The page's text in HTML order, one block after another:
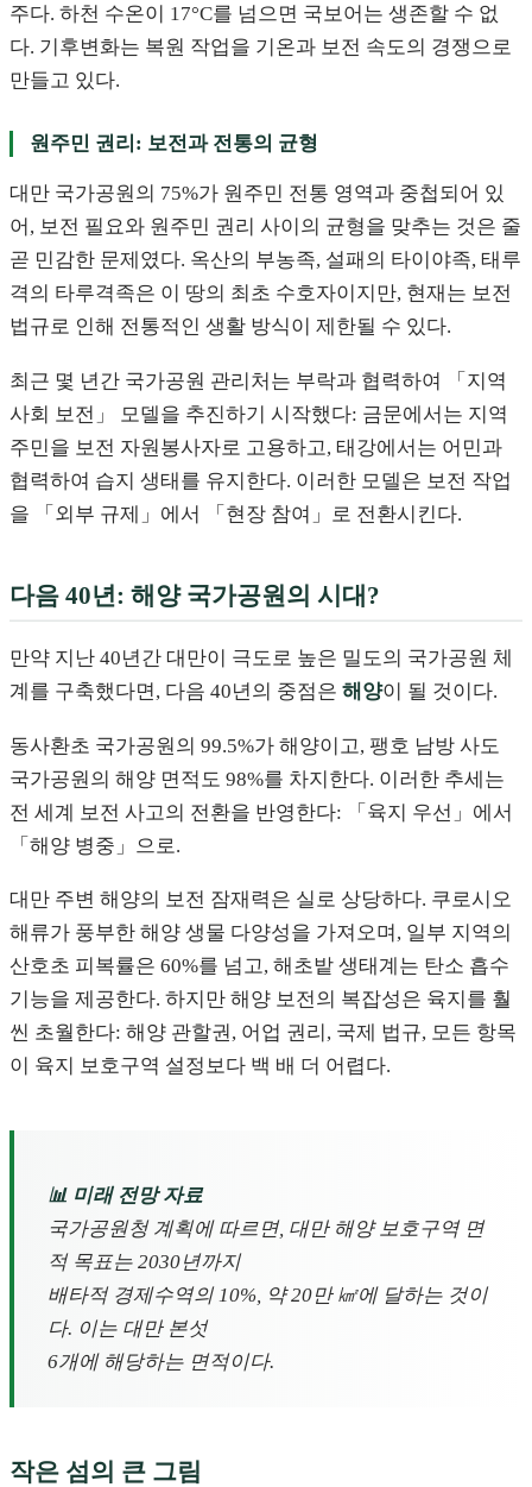
주다. 하천 수온이 17°C를 넘으면 국보어는 생존할 수 없
다. 기후변화는 복원 작업을 기온과 보전 속도의 경쟁으로
만들고 있다.
원주민 권리: 보전과 전통의 균형
대만 국가공원의 75%가 원주민 전통 영역과 중첩되어 있
어, 보전 필요와 원주민 권리 사이의 균형을 맞추는 것은 줄
곧 민감한 문제였다. 옥산의 부농족, 설패의 타이야족, 태루
격의 타루격족은 이 땅의 최초 수호자이지만, 현재는 보전
법규로 인해 전통적인 생활 방식이 제한될 수 있다.
최근 몇 년간 국가공원 관리처는 부락과 협력하여 「지역
사회 보전」 모델을 추진하기 시작했다: 금문에서는 지역
주민을 보전 자원봉사자로 고용하고, 태강에서는 어민과
협력하여 습지 생태를 유지한다. 이러한 모델은 보전 작업
을 「외부 규제」에서 「현장 참여」로 전환시킨다.
다음 40년: 해양 국가공원의 시대?
만약 지난 40년간 대만이 극도로 높은 밀도의 국가공원 체
계를 구축했다면, 다음 40년의 중점은 해양이 될 것이다.
동사환초 국가공원의 99.5%가 해양이고, 팽호 남방 사도
국가공원의 해양 면적도 98%를 차지한다. 이러한 추세는
전 세계 보전 사고의 전환을 반영한다: 「육지 우선」에서
「해양 병중」으로.
대만 주변 해양의 보전 잠재력은 실로 상당하다. 쿠로시오
해류가 풍부한 해양 생물 다양성을 가져오며, 일부 지역의
산호초 피복률은 60%를 넘고, 해초밭 생태계는 탄소 흡수
기능을 제공한다. 하지만 해양 보전의 복잡성은 육지를 훨
씬 초월한다: 해양 관할권, 어업 권리, 국제 법규, 모든 항목
이 육지 보호구역 설정보다 백 배 더 어렵다.
📊 미래 전망 자료
국가공원청 계획에 따르면, 대만 해양 보호구역 면
적 목표는 2030년까지
배타적 경제수역의 10%, 약 20만 ㎢에 달하는 것이
다. 이는 대만 본섯
6개에 해당하는 면적이다.
작은 섬의 큰 그림